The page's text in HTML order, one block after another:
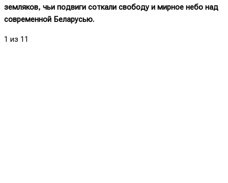
земляков, чьи подвиги соткали свободу и мирное небо над
современной Беларусью.
1 из 11